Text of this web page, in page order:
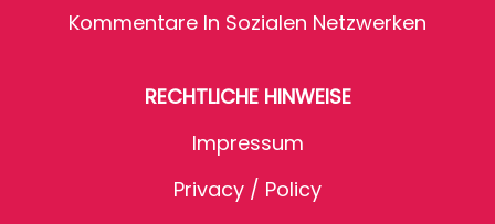
Kommentare In Sozialen Netzwerken
RECHTLICHE HINWEISE
Impressum
Privacy / Policy